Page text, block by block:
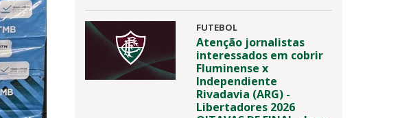
FUTEBOL
Atenção jornalistas
interessados em cobrir
Fluminense x
Independiente
Rivadavia (ARG) -
Libertadores 2026